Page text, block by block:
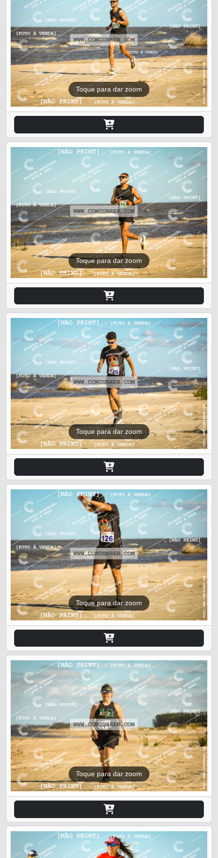
Toque para dar zoom
Toque para dar zoom
Toque para dar zoom
Toque para dar zoom
Toque para dar zoom